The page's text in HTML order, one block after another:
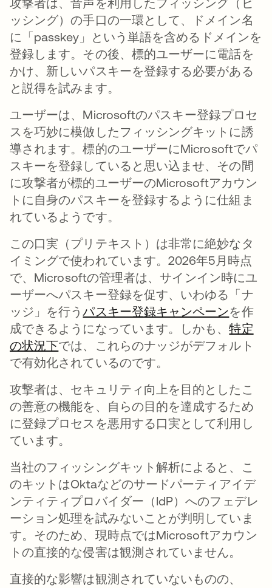
ッシング）の手口の一環として、ドメイン名
に「passkey」という単語を含めるドメインを
登録します。その後、標的ユーザーに電話を
かけ、新しいパスキーを登録する必要がある
と説得を試みます。
ユーザーは、Microsoftのパスキー登録プロセ
スを巧妙に模倣したフィッシングキットに誘
導されます。標的のユーザーにMicrosoftでパ
スキーを登録していると思い込ませ、その間
に攻撃者が標的ユーザーのMicrosoftアカウン
トに自身のパスキーを登録するように仕組ま
れているようです。
この口実（プリテキスト）は非常に絶妙なタ
イミングで使われています。2026年5月時点
で、Microsoftの管理者は、サインイン時にユ
ーザーへパスキー登録を促す、いわゆる「ナ
ッジ」を行うパスキー登録キャンペーンを作
成できるようになっています。しかも、特定
の状況下では、これらのナッジがデフォルト
で有効化されているのです。
攻撃者は、セキュリティ向上を目的としたこ
の善意の機能を、自らの目的を達成するため
に登録プロセスを悪用する口実として利用し
ています。
当社のフィッシングキット解析によると、こ
のキットはOktaなどのサードパーティアイデ
ンティティプロバイダー（IdP）へのフェデレ
ーション処理を試みないことが判明していま
す。そのため、現時点ではMicrosoftアカウン
トの直接的な侵害は観測されていません。
直接的な影響は観測されていないものの、